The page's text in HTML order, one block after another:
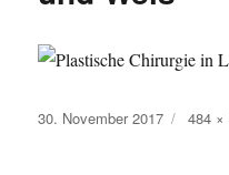
Veröffentlicht
30. November 2017 484 ×